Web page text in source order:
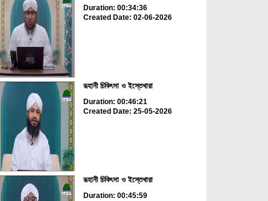
Duration: 00:34:36
Created Date: 02-06-2026
রূহানী চিকিৎসা ও ইস্তেখারা
Duration: 00:46:21
Created Date: 25-05-2026
রূহানী চিকিৎসা ও ইস্তেখারা
Duration: 00:45:59